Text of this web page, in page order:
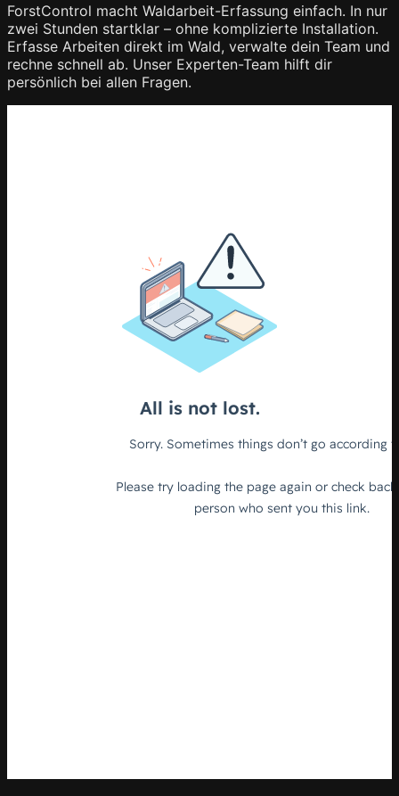
ForstControl macht Waldarbeit-Erfassung einfach. In nur
zwei Stunden startklar – ohne komplizierte Installation.
Erfasse Arbeiten direkt im Wald, verwalte dein Team und
rechne schnell ab. Unser Experten-Team hilft dir
persönlich bei allen Fragen.